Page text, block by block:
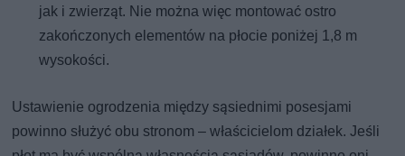
jak i zwierząt. Nie można więc montować ostro
zakończonych elementów na płocie poniżej 1,8 m
wysokości.
Ustawienie ogrodzenia między sąsiednimi posesjami
powinno służyć obu stronom – właścicielom działek. Jeśli